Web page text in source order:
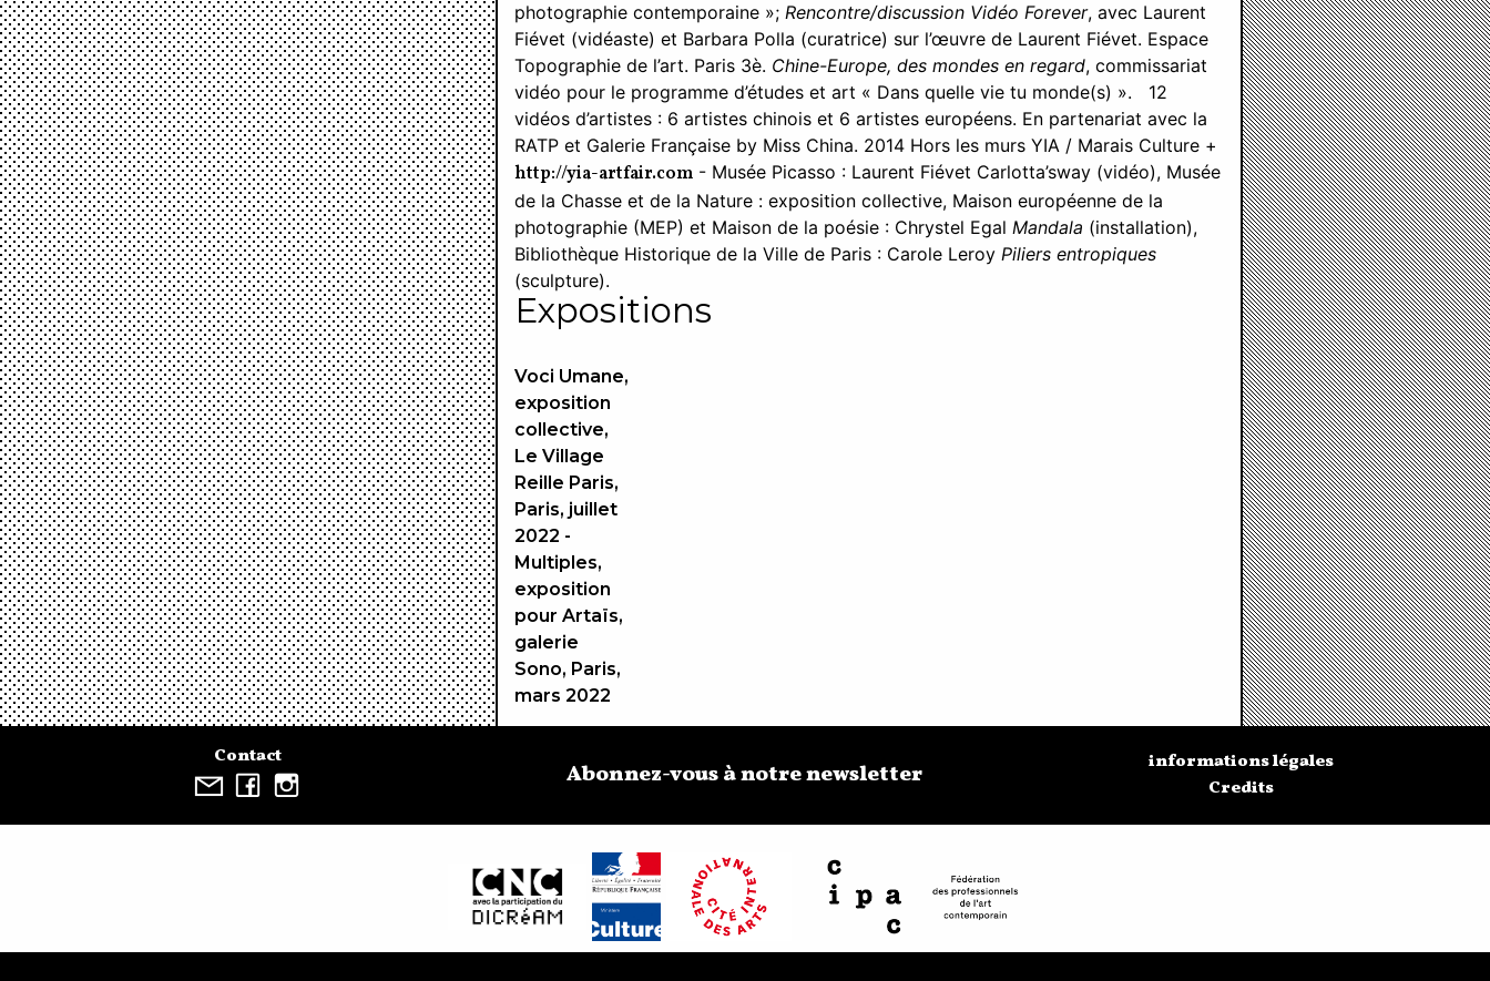
photographie contemporaine »; Rencontre/discussion Vidéo Forever, avec Laurent
Fiévet (vidéaste) et Barbara Polla (curatrice) sur l’œuvre de Laurent Fiévet. Espace
Topographie de l’art. Paris 3è. Chine-Europe, des mondes en regard, commissariat
vidéo pour le programme d’études et art « Dans quelle vie tu monde(s) ». 12
vidéos d’artistes : 6 artistes chinois et 6 artistes européens. En partenariat avec la
RATP et Galerie Française by Miss China. 2014 Hors les murs YIA / Marais Culture +
http://yia-artfair.com- Musée Picasso : Laurent Fiévet Carlotta’sway (vidéo), Musée
de la Chasse et de la Nature : exposition collective, Maison européenne de la
photographie (MEP) et Maison de la poésie : Chrystel Egal Mandala (installation),
Bibliothèque Historique de la Ville de Paris : Carole Leroy Piliers entropiques
(sculpture).
Expositions
Voci Umane,
exposition
collective,
Le Village
Reille Paris,
Paris, juillet
2022 -
Multiples,
exposition
pour Artaïs,
galerie
Sono, Paris,
mars 2022
Contact
Abonnez-vous à notre newsletter
informations légales
Credits